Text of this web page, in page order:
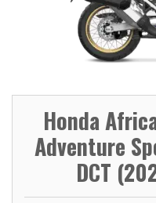
Honda
Adventure
DCT